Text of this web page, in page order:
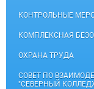
КОНТРОЛЬНЫЕ
КОМПЛЕКСНАЯ
ОХРАНА ТРУДА
СОВЕТ ПО
"СЕВЕРНЫЙ